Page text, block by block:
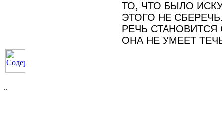
ТО, ЧТО БЫЛО
ЭТОГО НЕ
РЕЧЬ СТАНОВИТСЯ
ОНА НЕ УМЕЕТ
..